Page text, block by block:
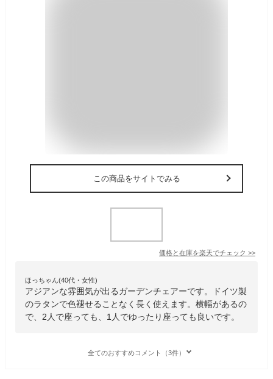
この商品をサイトでみる
価格と在庫を楽天でチェック >>
ほっちゃん(40代・女性)
アジアンな雰囲気が出るガーデンチェアーです。ドイツ製
のラタンで色褪せることなく長く使えます。横幅があるの
で、2人で座っても、1人でゆったり座っても良いです。
全てのおすすめコメント（3件）